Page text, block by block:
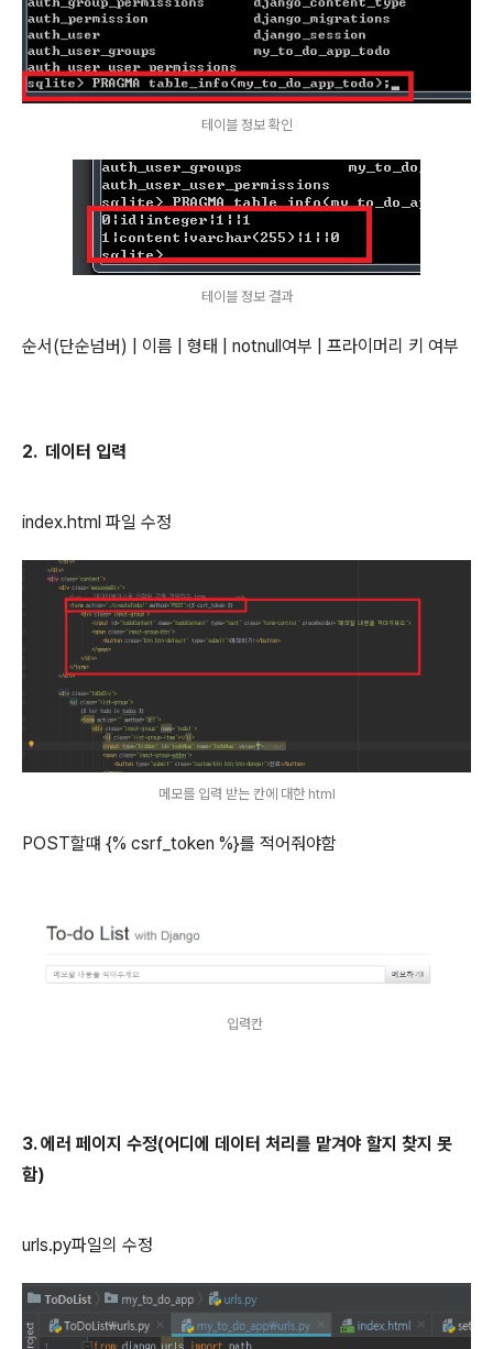
테이블 정보 확인
테이블 정보 결과
순서(단순넘버) | 이름 | 형태 | notnull여부 | 프라이머리 키 여부
2. 데이터 입력
index.html 파일 수정
메모를 입력 받는 칸에 대한 html
POST할떄 {% csrf_token %}를 적어줘야함
입력칸
3. 에러 페이지 수정(어디에 데이터 처리를 맡겨야 할지 찾지 못
함)
urls.py파일의 수정